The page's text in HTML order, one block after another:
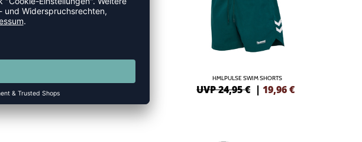
UVP 42,95 €
HMLPULSE SWIM SHORTS
UVP 24,95 € |19,96€